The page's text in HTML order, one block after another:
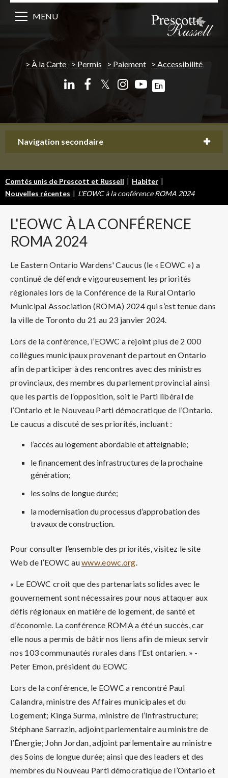
À la Carte Permis Paiement Accessibilité
𝕏 En
MENU
Navigation secondaire
Comtés unis de Prescott et Russell | Habiter |
Nouvelles récentes | L'EOWC à la conférence ROMA 2024
L'EOWC À LA CONFÉRENCE
ROMA 2024
Le Eastern Ontario Wardens' Caucus (le « EOWC ») a
continué de défendre vigoureusement les priorités
régionales lors de la Conférence de la Rural Ontario
Municipal Association (ROMA) 2024 qui s’est tenue dans
la ville de Toronto du 21 au 23 janvier 2024.
Lors de la conférence, l’EOWC a rejoint plus de 2 000
collègues municipaux provenant de partout en Ontario
afin de participer à des rencontres avec des ministres
provinciaux, des membres du parlement provincial ainsi
que les partis de l’opposition, soit le Parti libéral de
l’Ontario et le Nouveau Parti démocratique de l’Ontario.
Le caucus a discuté de ses priorités, incluant :
l’accès au logement abordable et atteignable;
le financement des infrastructures de la prochaine
génération;
les soins de longue durée;
la modernisation du processus d’approbation des
travaux de construction.
Pour consulter l’ensemble des priorités, visitez le site
Web de l’EOWC auwww.eowc.org.
« Le EOWC croit que des partenariats solides avec le
gouvernement sont nécessaires pour nous attaquer aux
défis régionaux en matière de logement, de santé et
d’économie. La conférence ROMA a été un succès, car
elle nous a permis de bâtir nos liens afin de mieux servir
nos 103 communautés rurales dans l’Est ontarien. » -
Peter Emon, président du EOWC
Lors de la conférence, le EOWC a rencontré Paul
Calandra, ministre des Affaires municipales et du
Logement; Kinga Surma, ministre de l’Infrastructure;
Stéphane Sarrazin, adjoint parlementaire au ministre de
l’Énergie; John Jordan, adjoint parlementaire au ministre
des Soins de longue durée; ainsi que des leaders et des
membres du Nouveau Parti démocratique de l’Ontario et